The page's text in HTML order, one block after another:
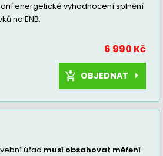
energetické vyhodnocení splnění
na ENB.
6 990 Kč
OBJEDNAT
úřad musí obsahovat měření